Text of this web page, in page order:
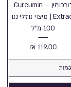
כורכומין – Curcumin
Extract | מיצוי נוזלי ננו
100 מ"ל
מחיר